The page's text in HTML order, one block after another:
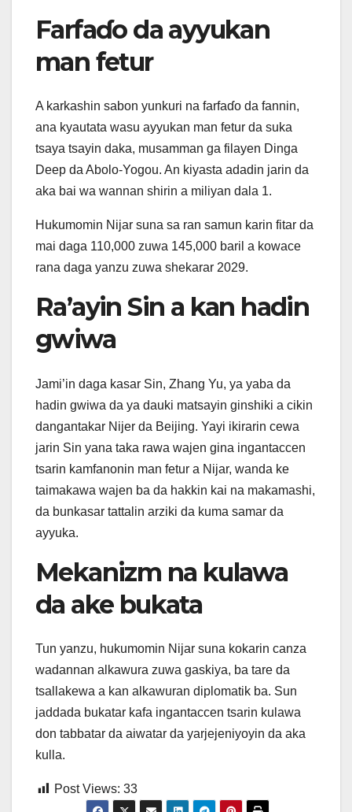
Farfaɗo da ayyukan
man fetur
A karkashin sabon yunkuri na farfaɗo da fannin,
ana kyautata wasu ayyukan man fetur da suka
tsaya tsayin daka, musamman ga filayen Dinga
Deep da Abolo-Yogou. An kiyasta adadin jarin da
aka bai wa wannan shirin a miliyan dala 1.
Hukumomin Nijar suna sa ran samun karin fitar da
mai daga 110,000 zuwa 145,000 baril a kowace
rana daga yanzu zuwa shekarar 2029.
Ra’ayin Sin a kan hadin
gwiwa
Jami’in daga kasar Sin, Zhang Yu, ya yaba da
hadin gwiwa da ya dauki matsayin ginshiki a cikin
dangantakar Nijer da Beijing. Yayi ikirarin cewa
jarin Sin yana taka rawa wajen gina ingantaccen
tsarin kamfanonin man fetur a Nijar, wanda ke
taimakawa wajen ba da hakkin kai na makamashi,
da bunkasar tattalin arziki da kuma samar da
ayyuka.
Mekanizm na kulawa
da ake bukata
Tun yanzu, hukumomin Nijar suna kokarin canza
wadannan alkawura zuwa gaskiya, ba tare da
tsallakewa a kan alkawuran diplomatik ba. Sun
jaddada bukatar kafa ingantaccen tsarin kulawa
don tabbatar da aiwatar da yarjejeniyoyin da aka
kulla.
Post Views: 33